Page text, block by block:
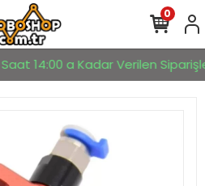
Saat 14:00 a Kadar Verilen
0